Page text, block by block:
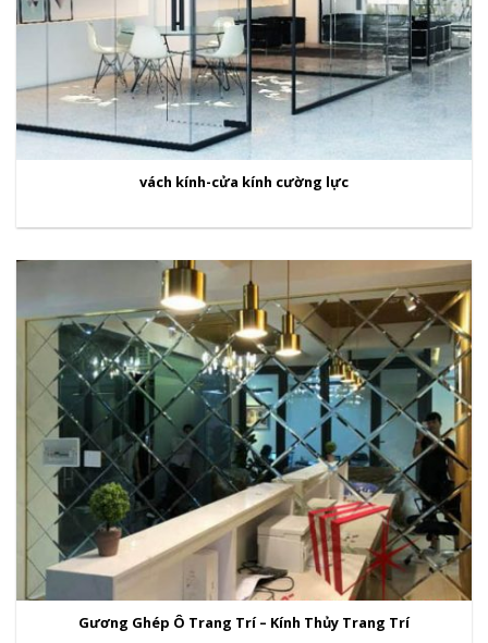
vách kính-cửa kính cường lực
Gương Ghép Ô Trang Trí – Kính Thủy Trang Trí